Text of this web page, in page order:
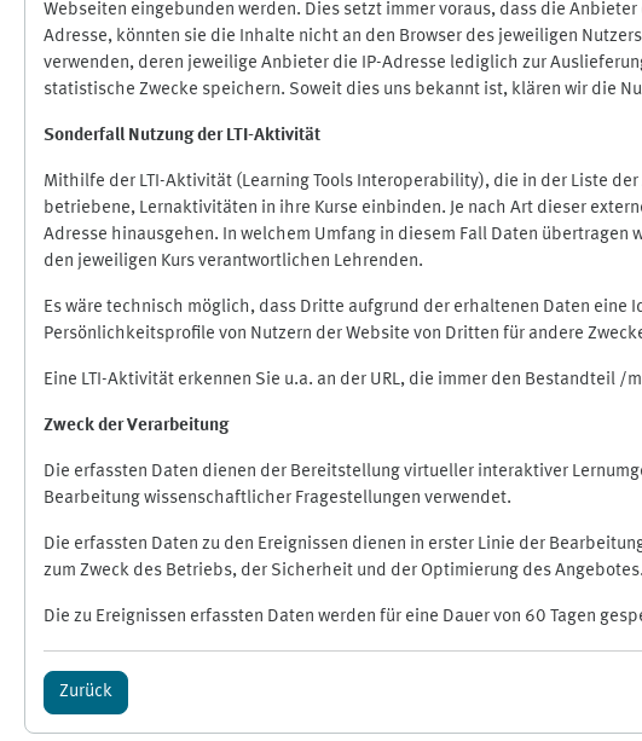
Webseiten eingebunden werden. Dies setzt immer voraus, dass die
Adresse, könnten sie die Inhalte nicht an den Browser des jeweiligen
verwenden, deren jeweilige Anbieter die IP-Adresse lediglich zur
statistische Zwecke speichern. Soweit dies uns bekannt ist, klären wir die
Sonderfall Nutzung der LTI-Aktivität
Mithilfe der LTI-Aktivität (Learning Tools Interoperability), die in der Liste
betriebene, Lernaktivitäten in ihre Kurse einbinden. Je nach Art dieser
Adresse hinausgehen. In welchem Umfang in diesem Fall Daten
den jeweiligen Kurs verantwortlichen Lehrenden.
Es wäre technisch möglich, dass Dritte aufgrund der erhaltenen Daten
Persönlichkeitsprofile von Nutzern der Website von Dritten für andere
Eine LTI-Aktivität erkennen Sie u.a. an der URL, die immer den
Zweck der Verarbeitung
Die erfassten Daten dienen der Bereitstellung virtueller interaktiver
Bearbeitung wissenschaftlicher Fragestellungen verwendet.
Die erfassten Daten zu den Ereignissen dienen in erster Linie der
zum Zweck des Betriebs, der Sicherheit und der Optimierung des
Die zu Ereignissen erfassten Daten werden für eine Dauer von 60 Tagen
Zurück